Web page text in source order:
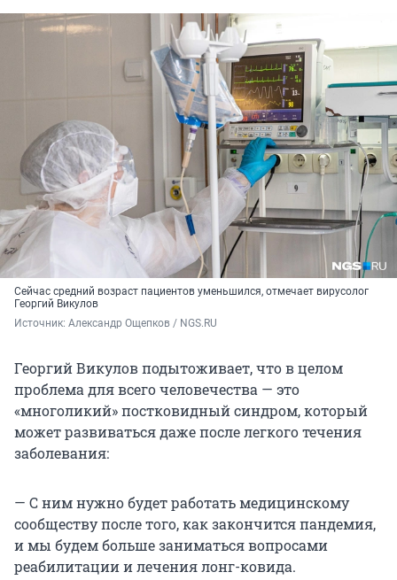
Сейчас средний возраст пациентов уменьшился, отмечает вирусолог
Георгий Викулов
Источник: Александр Ощепков / NGS.RU
Георгий Викулов подытоживает, что в целом
проблема для всего человечества — это
«многоликий» постковидный синдром, который
может развиваться даже после легкого течения
заболевания:
— С ним нужно будет работать медицинскому
сообществу после того, как закончится пандемия,
и мы будем больше заниматься вопросами
реабилитации и лечения лонг-ковида.